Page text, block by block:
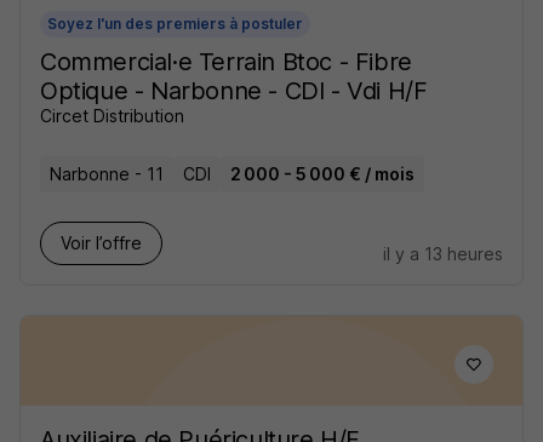
Soyez l'un des premiers à postuler
Commercial·e Terrain Btoc - Fibre
Optique - Narbonne - CDI - Vdi H/F
Circet Distribution
Narbonne - 11 CDI 2 000 - 5 000 € / mois
Voir l’offre
il y a 13 heures